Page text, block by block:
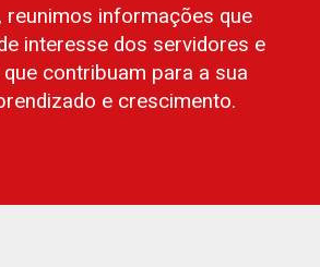
reunimos informações que
interesse dos servidores e
contribuam para a sua
e crescimento.